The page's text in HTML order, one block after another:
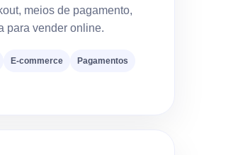
meios de pagamento,
para vender online.
E-commerce Pagamentos